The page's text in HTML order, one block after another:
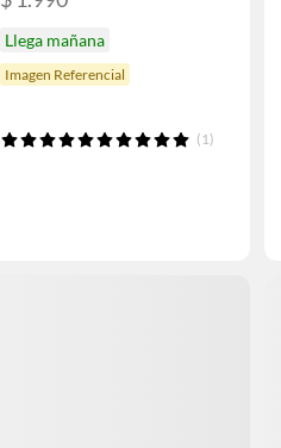
Llega mañana
Imagen Referencial
(1)